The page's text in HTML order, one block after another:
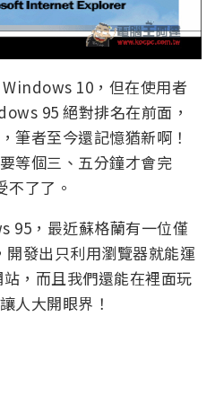
10，但在使用者
95 絕對排名在前面，
筆者至今還記憶猶新啊！
等個三、五分鐘才會完
不了了。
95，最近蘇格蘭有一位僅
發出只利用瀏覽器就能運
，而且我們還能在裡面玩
人大開眼界！